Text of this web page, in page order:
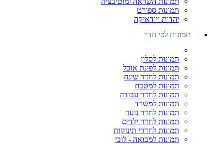
תמונות ספורט
יהדות ויודאיקה
תמונות לפי חדר
תמונות לסלון
תמונות לפינת אוכל
תמונות לחדר שינה
תמונות למטבח
תמונות לחדר עבודה
תמונות למשרד
תמונות לחדר נוער
תמונות לחדר ילדים
תמונות לחדרי תינוקות
תמונות למבואה - לובי